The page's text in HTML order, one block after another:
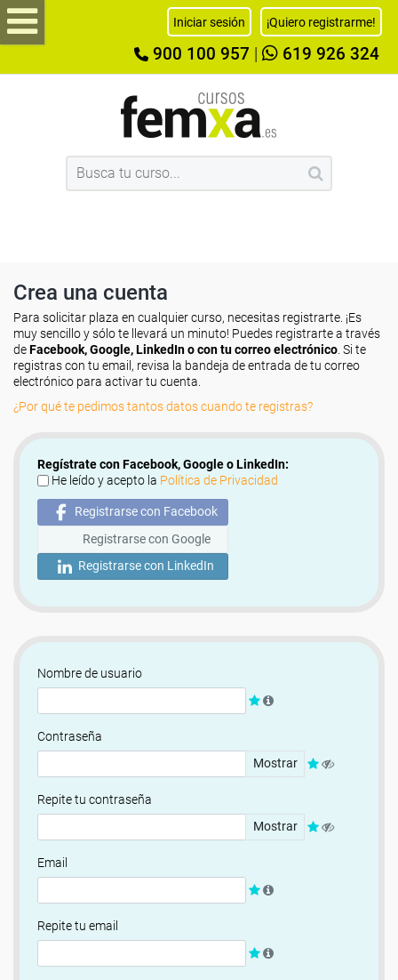
Iniciar sesión ¡Quiero registrarme!
900 100 957 619 926 324
Crea una cuenta
Para solicitar plaza en cualquier curso, necesitas registrarte. ¡Es
muy sencillo y sólo te llevará un minuto! Puedes registrarte a través
deFacebook, Google, LinkedIn o con tu correo electrónico . Si te
registras con tu email, revisa la bandeja de entrada de tu correo
electrónico para activar tu cuenta.
¿Por qué te pedimos tantos datos cuando te registras?
Regístrate con Facebook, Google o LinkedIn:
He leído y acepto la Política de Privacidad
Registrarse con Facebook
Registrarse con Google
Registrarse con LinkedIn
Nombre de usuario
Contraseña
Mostrar
Repite tu contraseña
Mostrar
Email
Repite tu email